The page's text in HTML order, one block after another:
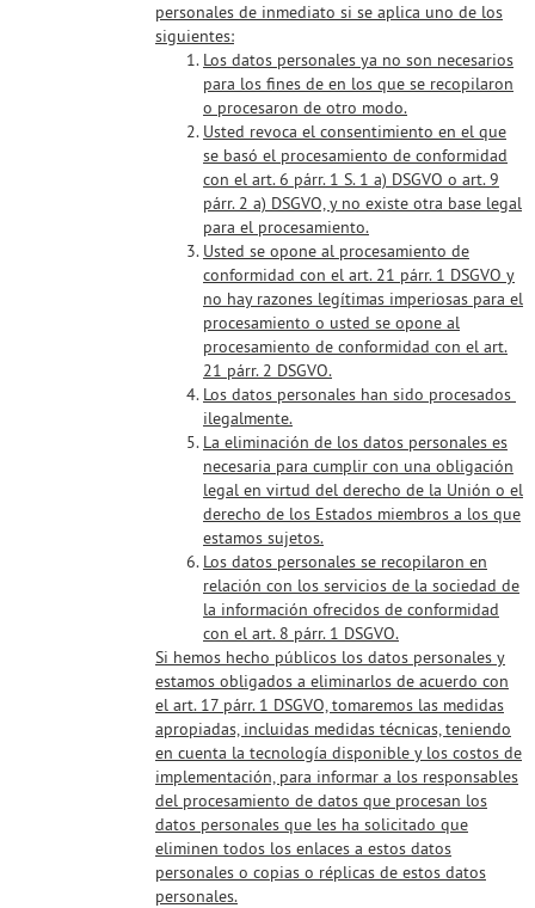
personales de inmediato si se aplica uno de los
siguientes:
Los datos personales ya no son necesarios
para los fines de en los que se recopilaron
o procesaron de otro modo.
Usted revoca el consentimiento en el que
se basó el procesamiento de conformidad
con el art. 6 párr. 1 S. 1 a) DSGVO o art. 9
párr. 2 a) DSGVO, y no existe otra base legal
para el procesamiento.
Usted se opone al procesamiento de
conformidad con el art. 21 párr. 1 DSGVO y
no hay razones legítimas imperiosas para el
procesamiento o usted se opone al
procesamiento de conformidad con el art.
21 párr. 2 DSGVO.
Los datos personales han sido procesados ​​
ilegalmente.
La eliminación de los datos personales es
necesaria para cumplir con una obligación
legal en virtud del derecho de la Unión o el
derecho de los Estados miembros a los que
estamos sujetos.
Los datos personales se recopilaron en
relación con los servicios de la sociedad de
la información ofrecidos de conformidad
con el art. 8 párr. 1 DSGVO.
Si hemos hecho públicos los datos personales y
estamos obligados a eliminarlos de acuerdo con
el art. 17 párr. 1 DSGVO, tomaremos las medidas
apropiadas, incluidas medidas técnicas, teniendo
en cuenta la tecnología disponible y los costos de
implementación, para informar a los responsables
del procesamiento de datos que procesan los
datos personales que les ha solicitado que
eliminen todos los enlaces a estos datos
personales o copias o réplicas de estos datos
personales.